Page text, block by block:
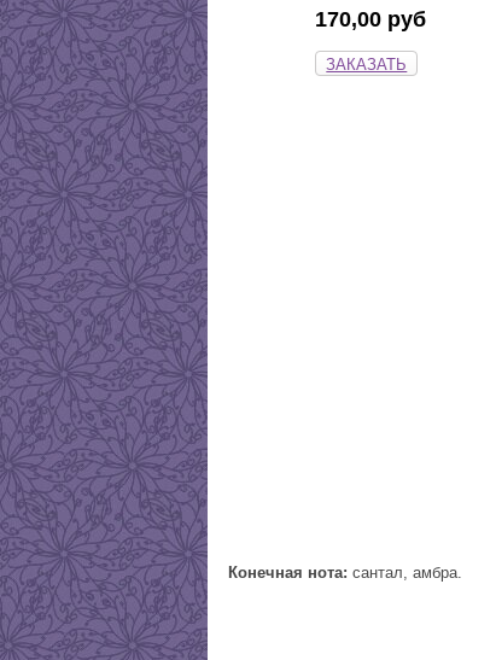
170,00 руб
ЗАКАЗАТЬ
Конечная нота: сантал, амбра.